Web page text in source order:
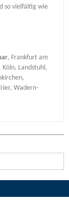
so vielfältig wie
, Frankfurt am
Landstuhl,
Wadern-